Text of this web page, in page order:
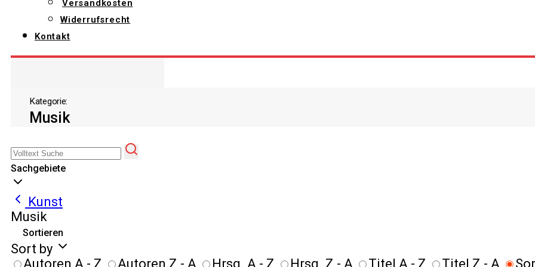
Versandkosten
Widerrufsrecht
Kontakt
Kategorie:
Musik
Sachgebiete
Kunst
Musik
Sortieren
Sort by
Autoren A - Z
Autoren Z - A Hrsg. A - Z Hrsg. Z - A Titel A - Z Titel Z - A